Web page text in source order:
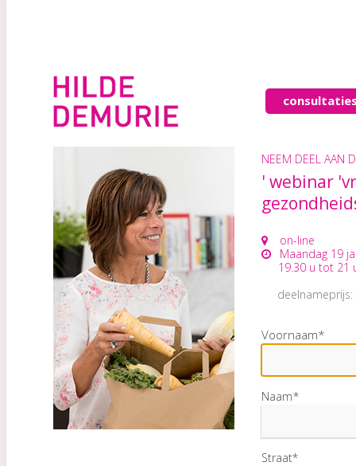
NEEM DEEL AAN
' webinar
on-line
Maandag 19
19.30 u tot 21
Voornaam*
Naam*
Straat*